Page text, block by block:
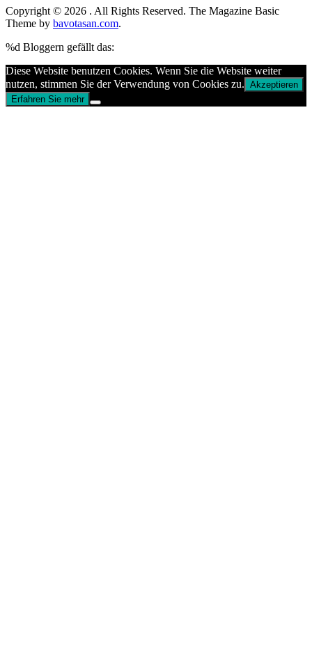
Copyright © 2026 . All Rights Reserved. The Magazine Basic
Theme by bavotasan.com.
%d Bloggern gefällt das:
Diese Website benutzen Cookies. Wenn Sie die Website weiter
nutzen, stimmen Sie der Verwendung von Cookies zu. Akzeptieren
Erfahren Sie mehr